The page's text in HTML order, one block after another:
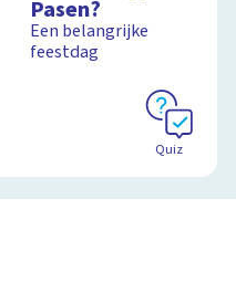
Pasen?
Een belangrijke
feestdag
Quiz